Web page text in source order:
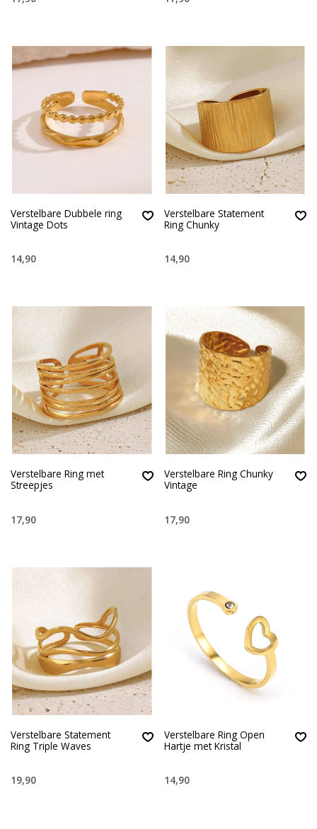
Verstelbare Dubbele ring
Vintage Dots
14,90
Verstelbare Statement
Ring Chunky
14,90
Verstelbare Ring met
Streepjes
17,90
Verstelbare Ring Chunky
Vintage
17,90
Verstelbare Statement
Ring Triple Waves
19,90
Verstelbare Ring Open
Hartje met Kristal
14,90